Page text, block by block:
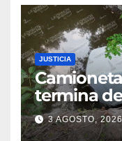
JUSTICIA
termina
en
con
3 AGOSTO, 2026